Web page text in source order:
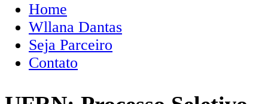
Home
Wllana Dantas
Seja Parceiro
Contato